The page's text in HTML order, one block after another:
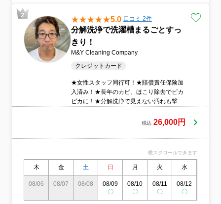
5.0 口コミ 2件
分解洗浄で洗濯槽まるごとすっ
きり！
M&Y Cleaning Company
クレジットカード
★女性スタッフ同行可！★賠償責任保険加
入済み！★長年のカビ、ほこり除去でピカ
ピカに！★分解洗浄で見えない汚れも撃
税込 26,000円
横スクロールできます
木 金 土 日 月 火 水
08/06
-
08/07
-
08/08
-
08/09
〇
08/10
〇
08/11
〇
08/12
〇